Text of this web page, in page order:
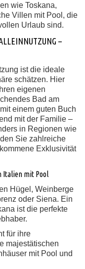
wie Toskana,
Villen mit Pool, die
Urlaub sind.
–
ist die ideale
schätzen. Hier
eigenen
Bad am
einem guten Buch
mit der Familie –
in Regionen wie
Sie zahlreiche
Exklusivität
Italien mit Pool
Hügel, Weinberge
oder Siena. Ein
ist die perfekte
für ihre
majestätischen
mit Pool und